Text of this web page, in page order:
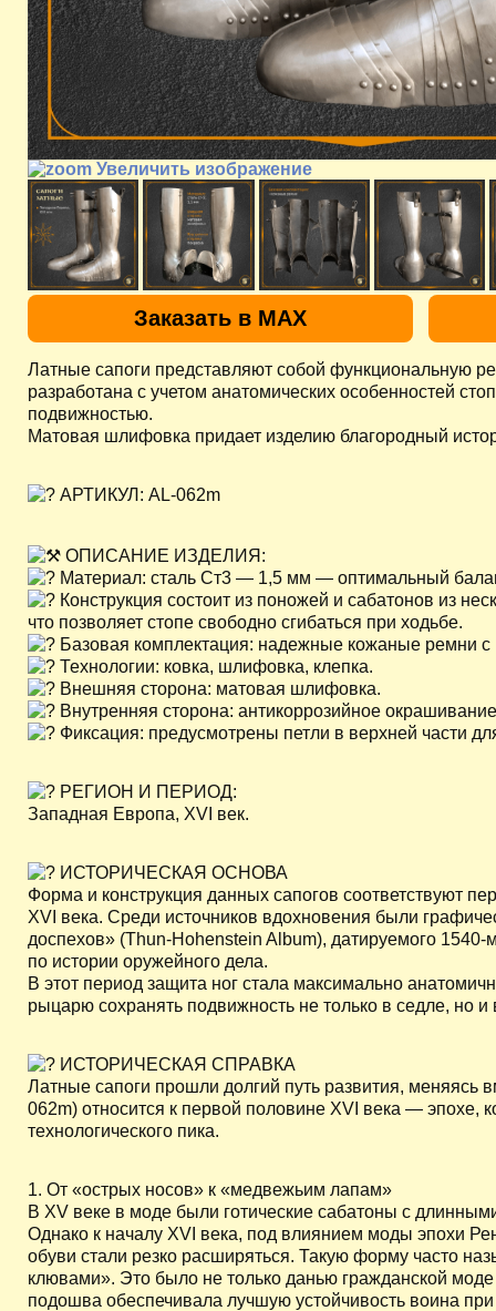
Увеличить изображение
Заказать в MAX
Латные сапоги представляют собой функциональную
разработана с учетом анатомических особенностей
подвижностью.
Матовая шлифовка придает изделию благородный
АРТИКУЛ: AL-062m
ОПИСАНИЕ ИЗДЕЛИЯ:
Материал: сталь Ст3 — 1,5 мм — оптимальный
Конструкция состоит из поножей и сабатонов из
что позволяет стопе свободно сгибаться при ходьбе.
Базовая комплектация: надежные кожаные ремни
Технологии: ковка, шлифовка, клепка.
Внешняя сторона: матовая шлифовка.
Внутренняя сторона: антикоррозийное
Фиксация: предусмотрены петли в верхней части
РЕГИОН И ПЕРИОД:
Западная Европа, XVI век.
ИСТОРИЧЕСКАЯ ОСНОВА
Форма и конструкция данных сапогов соответствуют
XVI века. Среди источников вдохновения были
доспехов» (Thun-Hohenstein Album), датируемого
по истории оружейного дела.
В этот период защита ног стала максимально
рыцарю сохранять подвижность не только в седле, но
ИСТОРИЧЕСКАЯ СПРАВКА
Латные сапоги прошли долгий путь развития, меняясь
062m) относится к первой половине XVI века — эпохе,
технологического пика.
1. От «острых носов» к «медвежьим лапам»
В XV веке в моде были готические сабатоны с
Однако к началу XVI века, под влиянием моды эпохи
обуви стали резко расширяться. Такую форму часто
клювами». Это было не только данью гражданской
подошва обеспечивала лучшую устойчивость воина